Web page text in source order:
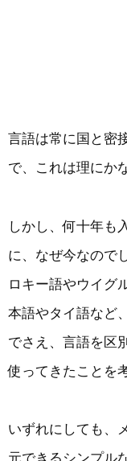
言語は常に国と密
で、これは理にか
しかし、何十年も
に、なぜ今なので
ロキー語やウイグ
本語やタイ語など
でさえ、言語を区
使ってきたことを
いずれにしても、